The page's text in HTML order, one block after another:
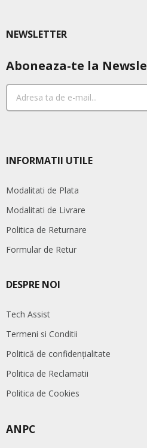
NEWSLETTER
Aboneaza-te la
INFORMATII UTILE
Modalitati de Plata
Modalitati de Livrare
Politica de Returnare
Formular de Retur
DESPRE NOI
Tech Assist
Termeni si Conditii
Politică de confidențialitate
Politica de Reclamatii
Politica de Cookies
ANPC